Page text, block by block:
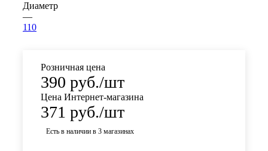
Диаметр
—
110
Розничная цена
390 руб./шт
Цена Интернет-магазина
371 руб./шт
Есть в наличии в 3 магазинах